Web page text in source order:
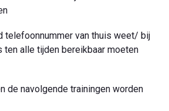
van thuis weet/ bij
ten alle tijden bereikbaar moeten
de navolgende trainingen worden